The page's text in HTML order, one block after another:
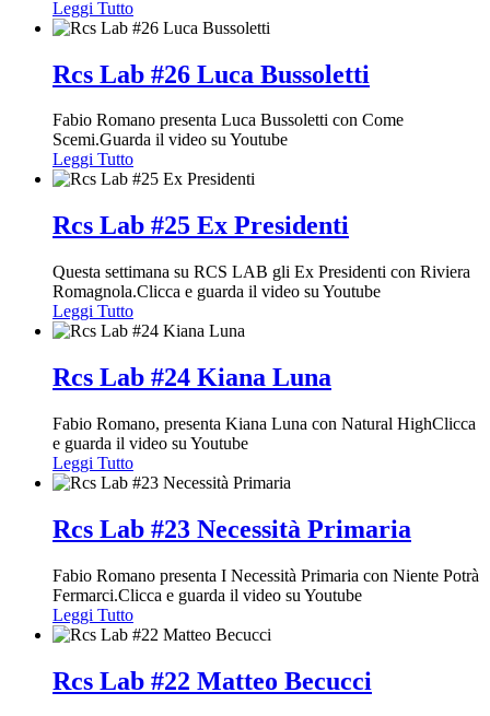
Leggi Tutto
Rcs Lab #26 Luca Bussoletti
Fabio Romano presenta Luca Bussoletti con Come
Scemi.Guarda il video su Youtube
Leggi Tutto
Rcs Lab #25 Ex Presidenti
Questa settimana su RCS LAB gli Ex Presidenti con Riviera
Romagnola.Clicca e guarda il video su Youtube
Leggi Tutto
Rcs Lab #24 Kiana Luna
Fabio Romano, presenta Kiana Luna con Natural HighClicca
e guarda il video su Youtube
Leggi Tutto
Rcs Lab #23 Necessità Primaria
Fabio Romano presenta I Necessità Primaria con Niente Potrà
Fermarci.Clicca e guarda il video su Youtube
Leggi Tutto
Rcs Lab #22 Matteo Becucci